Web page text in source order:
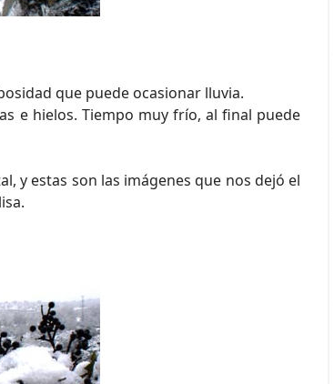
que puede ocasionar lluvia.
e hielos. Tiempo muy frío, al final puede
y estas son las imágenes que nos dejó el